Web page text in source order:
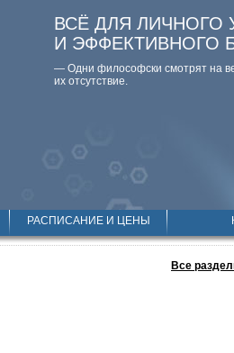
ВСЁ ДЛЯ ЛИЧНОГО
И ЭФФЕКТИВНОГО
— Одни философски смотpят на
их отсутствие.
РАСПИСАНИЕ И ЦЕНЫ
Все